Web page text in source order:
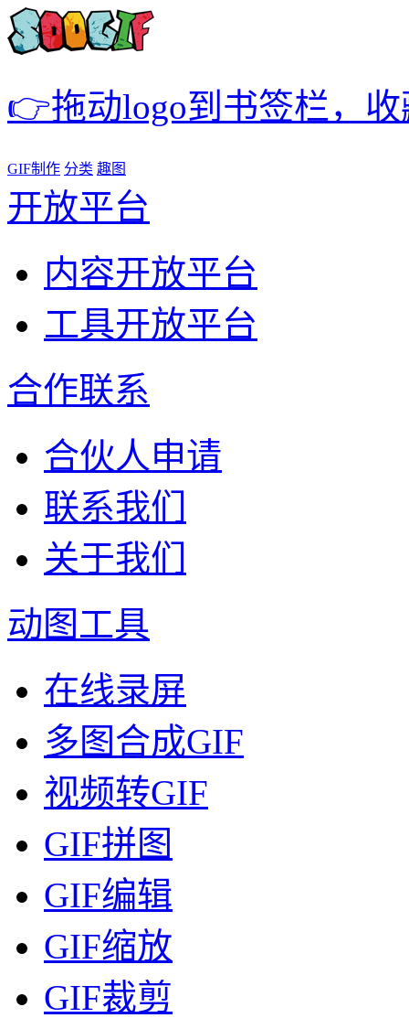
👉拖动logo到书签栏，
GIF制作 分类 趣图
开放平台
内容开放平台
工具开放平台
合作联系
合伙人申请
联系我们
关于我们
动图工具
在线录屏
多图合成GIF
视频转GIF
GIF拼图
GIF编辑
GIF缩放
GIF裁剪